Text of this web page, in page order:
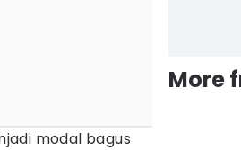
modal bagus
More